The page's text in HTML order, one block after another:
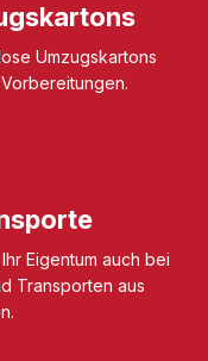
Umzugskartons
Eigentum auch bei
Transporten aus